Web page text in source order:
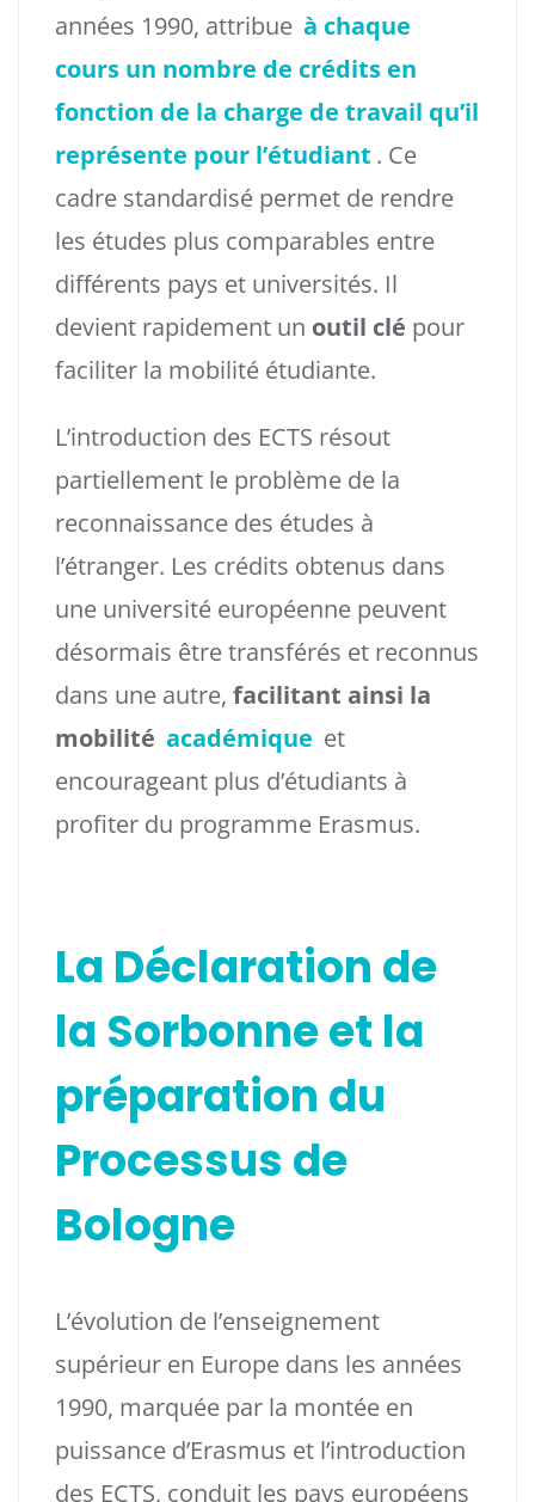
années 1990, attribue à chaque
cours un nombre de crédits en
fonction de la charge de travail qu’il
représente pour l’étudiant . Ce
cadre standardisé permet de rendre
les études plus comparables entre
différents pays et universités. Il
devient rapidement un outil clé pour
faciliter la mobilité étudiante.
L’introduction des ECTS résout
partiellement le problème de la
reconnaissance des études à
l’étranger. Les crédits obtenus dans
une université européenne peuvent
désormais être transférés et reconnus
dans une autre, facilitant ainsi la
mobilité académique et
encourageant plus d’étudiants à
profiter du programme Erasmus.
La Déclaration de
la Sorbonne et la
préparation du
Processus de
Bologne
L’évolution de l’enseignement
supérieur en Europe dans les années
1990, marquée par la montée en
puissance d’Erasmus et l’introduction
des ECTS, conduit les pays européens